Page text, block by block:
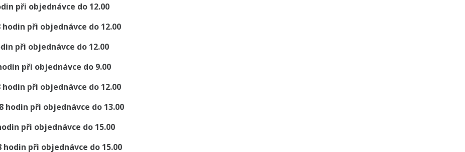
při objednávce do 12.00
hodin při objednávce do 12.00
při objednávce do 12.00
při objednávce do 9.00
hodin při objednávce do 12.00
hodin při objednávce do 13.00
při objednávce do 15.00
hodin při objednávce do 15.00